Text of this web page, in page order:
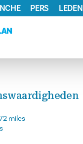
PERS LEDEN
miles